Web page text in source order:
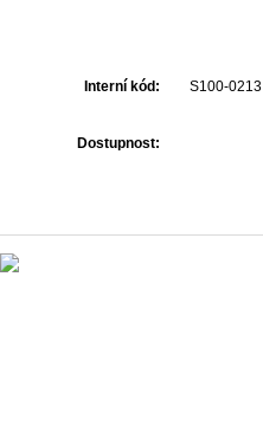
Interní kód: S100-0213
Dostupnost: